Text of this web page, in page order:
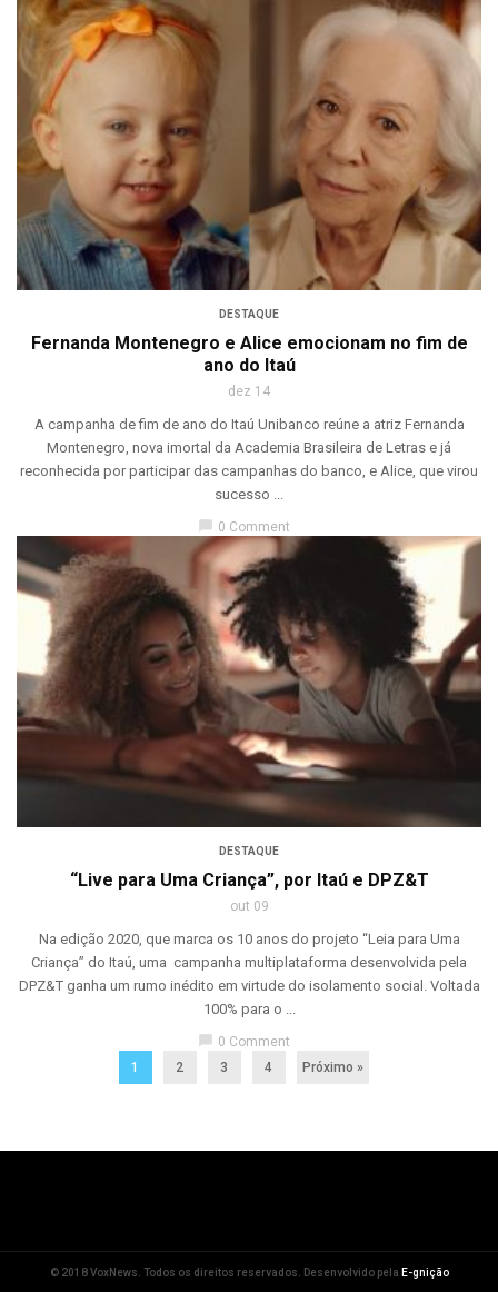
DESTAQUE
Fernanda Montenegro e Alice emocionam no fim de
ano do Itaú
dez 14
A campanha de fim de ano do Itaú Unibanco reúne a atriz Fernanda
Montenegro, nova imortal da Academia Brasileira de Letras e já
reconhecida por participar das campanhas do banco, e Alice, que virou
sucesso ...
chat_bubble 0 Comment
DESTAQUE
“Live para Uma Criança”, por Itaú e DPZ&T
out 09
Na edição 2020, que marca os 10 anos do projeto “Leia para Uma
Criança” do Itaú, uma campanha multiplataforma desenvolvida pela
DPZ&T ganha um rumo inédito em virtude do isolamento social. Voltada
100% para o ...
0 Comment
1
2 3 4 Próximo »
© 2018 VoxNews. Todos os direitos reservados. Desenvolvido pela E-gnição